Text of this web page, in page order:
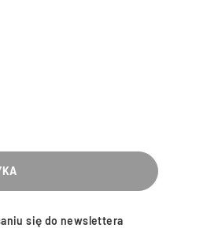
się do newslettera